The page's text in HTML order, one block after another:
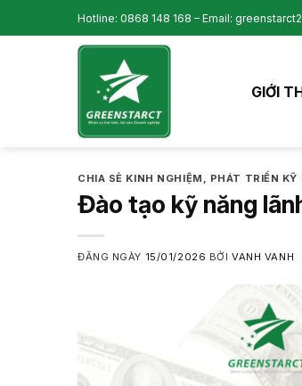
to
Hotline: 0868 148 168 – Email:
GIỚI
CHIA SẺ KINH NGHIỆM , PHÁT TRIỂN KỸ
Đào tạo kỹ năng
ĐĂNG NGÀY 15/01/2026 BỞIVANH VANH